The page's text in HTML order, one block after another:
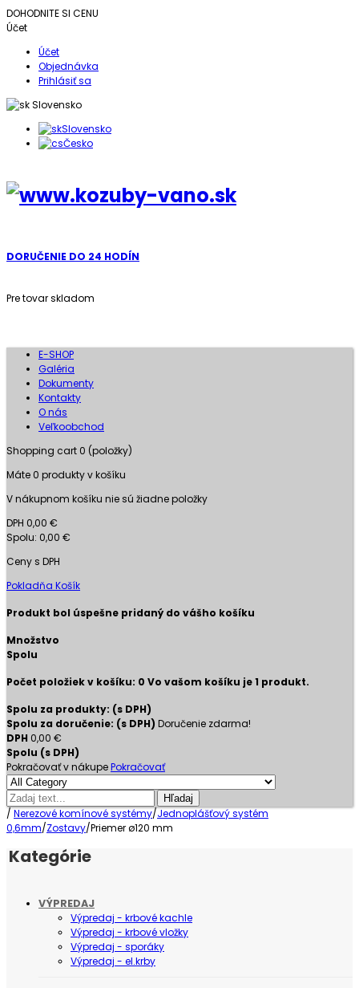
DOHODNITE SI CENU
Účet
Účet
Objednávka
Prihlásiť sa
Slovensko
Slovensko
Česko
DORUČENIE DO 24 HODÍN
Pre tovar skladom
E-SHOP
Galéria
Dokumenty
Kontakty
O nás
Veľkoobchod
Shopping cart0 (položky)
Máte0 produkty v košíku
V nákupnom košíku nie sú žiadne položky
DPH 0,00 €
Spolu: 0,00 €
Ceny s DPH
Pokladňa Košík
Produkt bol úspešne pridaný do vášho košíku
Množstvo
Spolu
Počet položiek v košíku: 0 Vo vašom košíku je 1 produkt.
Spolu za produkty: (s DPH)
Spolu za doručenie: (s DPH) Doručenie zdarma!
DPH 0,00 €
Spolu (s DPH)
Pokračovať v nákupePokračovať
Hľadaj
/ Nerezové komínové systémy/Jednoplášťový systém
0,6mm/Zostavy/Priemer ø120 mm
Kategórie
VÝPREDAJ
Výpredaj - krbové kachle
Výpredaj - krbové vložky
Výpredaj - sporáky
Výpredaj - el.krby